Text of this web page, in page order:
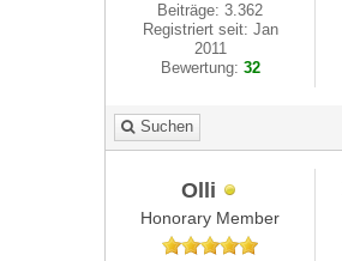
Beiträge: 3.362
Registriert seit: Jan
2011
Bewertung: 32
Suchen
Olli
Honorary Member